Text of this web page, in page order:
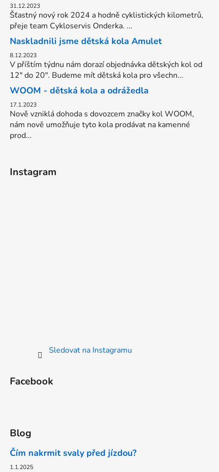
31.12.2023
Šťastný nový rok 2024 a hodně cyklistických kilometrů,
přeje team Cykloservis Onderka. ...
Naskladnili jsme dětská kola Amulet
8.12.2023
V příštím týdnu nám dorazí objednávka dětských kol od
12" do 20". Budeme mít dětská kola pro všechn...
WOOM - dětská kola a odrážedla
17.1.2023
Nově vzniklá dohoda s dovozcem značky kol WOOM,
nám nově umožňuje tyto kola prodávat na kamenné
prod...
Instagram
Sledovat na Instagramu
Facebook
Blog
Čím nakrmit svaly před jízdou?
1.1.2025